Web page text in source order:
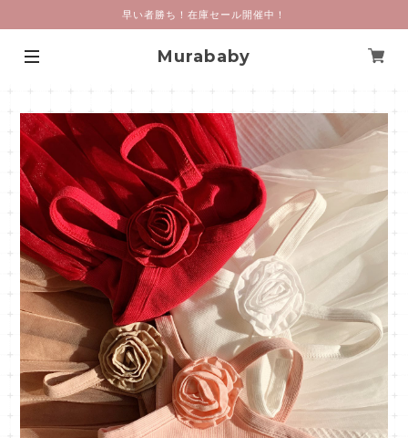
早い者勝ち！在庫セール開催中！
Murababy